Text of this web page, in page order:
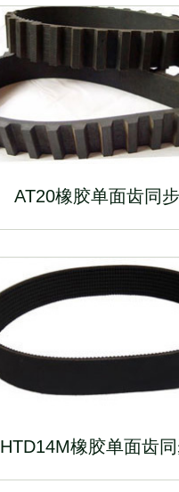
AT20橡胶单面齿同
HTD14M橡胶单面齿